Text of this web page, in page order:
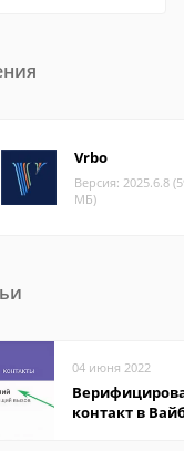
Vrbo
Версия: 2025.6.8
МБ)
04 июня 2022
контакт в